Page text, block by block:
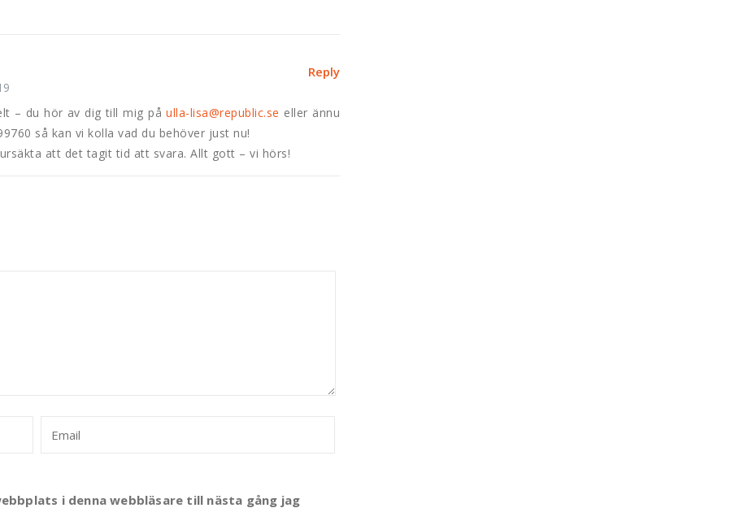
Reply
– du hör av dig till mig påulla-lisa@republic.se eller ännu
så kan vi kolla vad du behöver just nu!
att det tagit tid att svara. Allt gott – vi hörs!
i denna webbläsare till nästa gång jag